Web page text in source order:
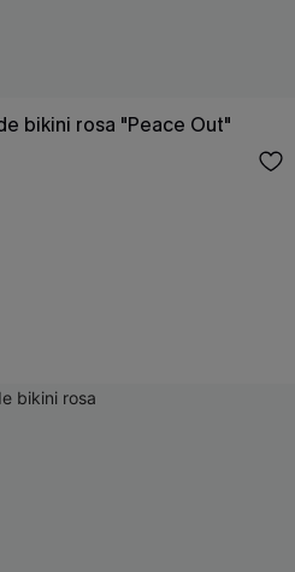
bikini rosa "Peace Out"